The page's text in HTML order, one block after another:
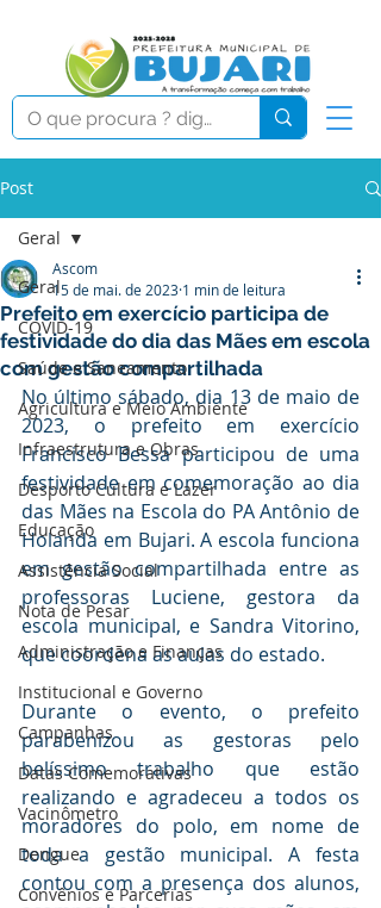
Post
Geral
COVID-19
Saúde e Saneamento
Agricultura e Meio Ambiente
Infraestrutura e Obras
Desporto Cultura e Lazer
Educação
Assistência Social
Nota de Pesar
Administração e Finanças
Institucional e Governo
Campanhas
Datas Comemorativas
Vacinômetro
Dengue
Convênios e Parcerias
Geral
Prefeito em exercício participa de
festividade do dia das Mães em escola
com gestão compartilhada
Ascom
15 de mai. de 2023 1 min de leitura
No último sábado, dia 13 de maio de
2023, o prefeito em exercício
Francisco Bessa participou de uma
festividade em comemoração ao dia
das Mães na Escola do PA Antônio de
Holanda em Bujari. A escola funciona
em gestão compartilhada entre as
professoras Luciene, gestora da
escola municipal, e Sandra Vitorino,
que coordena as aulas do estado.
Durante o evento, o prefeito
parabenizou as gestoras pelo
belíssimo trabalho que estão
realizando e agradeceu a todos os
moradores do polo, em nome de
toda a gestão municipal. A festa
contou com a presença dos alunos,